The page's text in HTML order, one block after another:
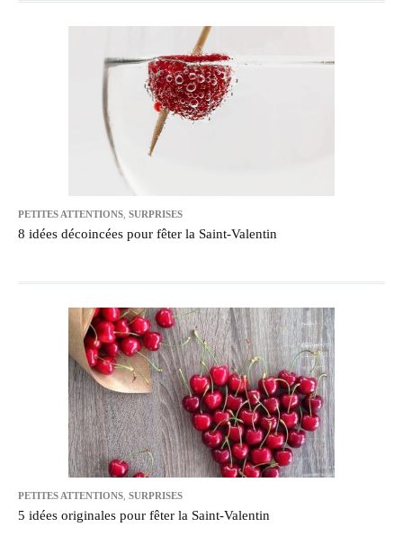
PETITES ATTENTIONS SURPRISES
8 idées décoincées pour fêter la Saint-Valentin
PETITES ATTENTIONS SURPRISES
5 idées originales pour fêter la Saint-Valentin